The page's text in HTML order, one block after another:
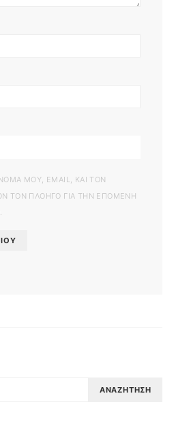
ΜΟΥ, EMAIL, ΚΑΙ ΤΟΝ
ΤΟΝ ΠΛΟΗΓΌ ΓΙΑ ΤΗΝ ΕΠΌΜΕΝΗ
ΑΝΑΖΉΤΗΣΗ